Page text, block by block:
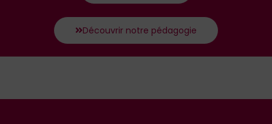
Découvrir notre pédagogie